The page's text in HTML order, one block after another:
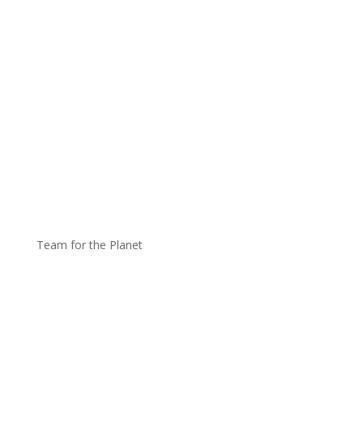
Team for the Planet